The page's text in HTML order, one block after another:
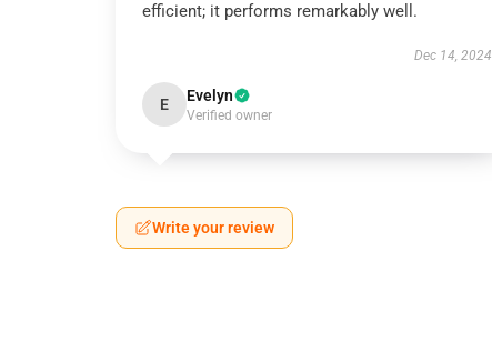
efficient; it performs remarkably well.
Dec 14, 2024
E Evelyn
Verified owner
Write your review